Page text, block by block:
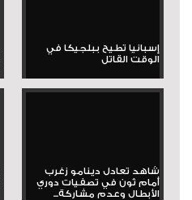
إسبانيا تطيح ببلجيكا في
الوقت القاتل
شاهد تعادل دينامو زغرب
أمام ثون في تصفيات دوري
الأبطال وعدم مشاركة...